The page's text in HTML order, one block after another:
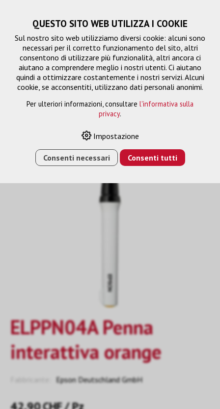
ORANGE
ELPPN04A Penna
interattiva orange
Epson Deutschland GmbH
QUESTO SITO WEB UTILIZZA I COOKIE
Sul nostro sito web utilizziamo diversi cookie: alcuni sono
necessari per il corretto funzionamento del sito, altri
consentono di utilizzare più funzionalità, altri ancora ci
aiutano a comprendere meglio i nostri utenti. Ci aiutano
quindi a ottimizzare costantemente i nostri servizi. Alcuni
cookie, se acconsentiti, utilizzano dati personali anonimi.
Per ulteriori informazioni, consultare l'informativa sulla
privacy.
Impostazione
Consenti necessari Consenti tutti